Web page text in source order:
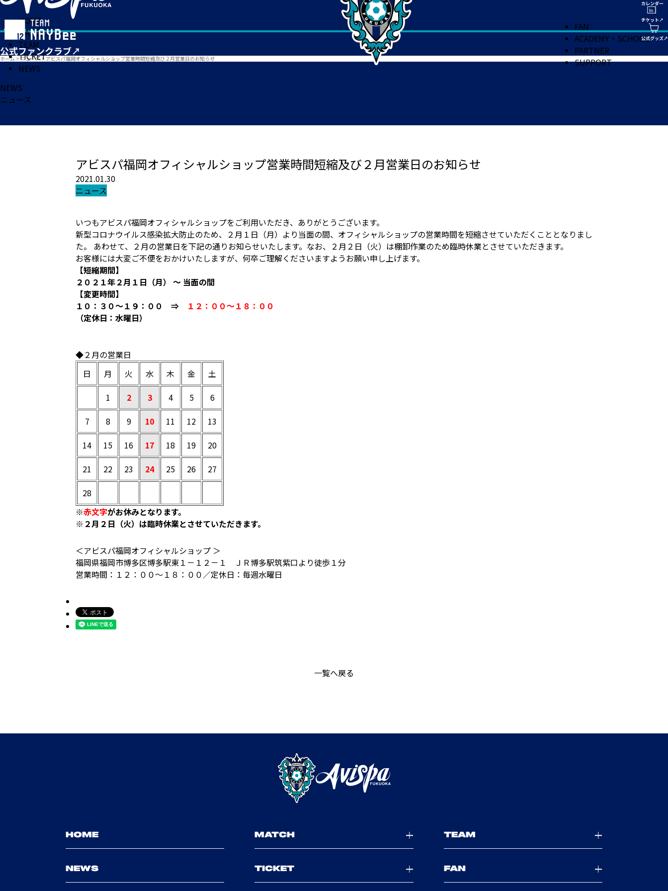
HOME
MATCH
TEAM
TICKET
NEWS
FAN
ACADEMY・SCHOOL
PARTNER
SUPPORT
ホーム > ニュース> アビスパ福岡オフィシャルショップ営業時間短縮及び２月営業日のお知らせ
NEWS
ニュース
アビスパ福岡オフィシャルショップ営業時間短縮及び２月営業日のお知らせ
2021.01.30
ニュース
いつもアビスパ福岡オフィシャルショップをご利用いただき、ありがとうございます。
新型コロナウイルス感染拡大防止のため、２月１日（月）より当面の間、オフィシャルショップの営業時間を短縮させていただくこととなりまし
た。 あわせて、２月の営業日を下記の通りお知らせいたします。なお、２月２日（火）は棚卸作業のため臨時休業とさせていただきます。
お客様には大変ご不便をおかけいたしますが、何卒ご理解くださいますようお願い申し上げます。
【短縮期間】
２０２１年２月１日（月） ～ 当面の間
【変更時間】
１０：３０～１９：００ ⇒
１２：００～１８：００
（定休日：水曜日）
◆２月の営業日
日
月 火 水 木 金
土
1
2 3 4 5
6
7
8 9 10 11 12
13
14
15 16 17 18 19
20
21
22 23 24 25 26
27
28
※赤文字がお休みとなります。
※２月２日（火）は臨時休業とさせていただきます。
＜アビスパ福岡オフィシャルショップ ＞
福岡県福岡市博多区博多駅東１－１２－１ ＪＲ博多駅筑紫口より徒歩１分
営業時間：１２：００～１８：００／定休日：毎週水曜日
一覧へ戻る
HOME MATCH TEAM
NEWS TICKET FAN